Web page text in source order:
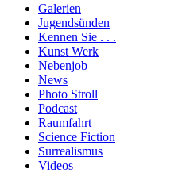
Galerien
Jugendsünden
Kennen Sie . . .
Kunst Werk
Nebenjob
News
Photo Stroll
Podcast
Raumfahrt
Science Fiction
Surrealismus
Videos